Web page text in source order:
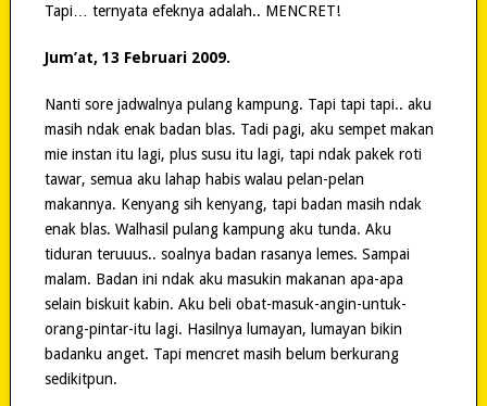
Tapi… ternyata efeknya adalah.. MENCRET!
Jum’at, 13 Februari 2009.
Nanti sore jadwalnya pulang kampung. Tapi tapi tapi.. aku
masih ndak enak badan blas. Tadi pagi, aku sempet makan
mie instan itu lagi, plus susu itu lagi, tapi ndak pakek roti
tawar, semua aku lahap habis walau pelan-pelan
makannya. Kenyang sih kenyang, tapi badan masih ndak
enak blas. Walhasil pulang kampung aku tunda. Aku
tiduran teruuus.. soalnya badan rasanya lemes. Sampai
malam. Badan ini ndak aku masukin makanan apa-apa
selain biskuit kabin. Aku beli obat-masuk-angin-untuk-
orang-pintar-itu lagi. Hasilnya lumayan, lumayan bikin
badanku anget. Tapi mencret masih belum berkurang
sedikitpun.